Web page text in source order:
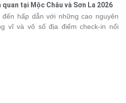
chia sẻ kinh nghiệm công tác,
hoạt động giao lưu sôi nổi,
giữ nhiều kỷ niệm đáng nhớ.
tại Mộc Châu và Sơn La 2026
hấp dẫn với những cao nguyên
vĩ và vô số địa điểm check-in nổi